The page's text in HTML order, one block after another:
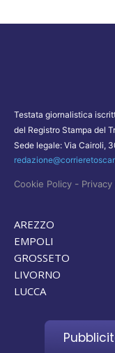
Testata giornalistica
del Registro Stampa del
Sede legale: Via Cairoli,
Cookie Policy - Privacy
AREZZO
EMPOLI
GROSSETO
LIVORNO
LUCCA